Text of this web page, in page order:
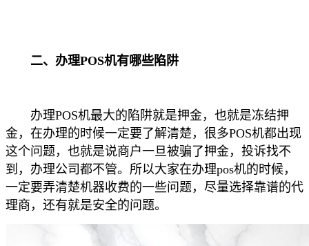
二、办理POS机有哪些陷阱
办理POS机最大的陷阱就是押金，也就是冻结押
金，在办理的时候一定要了解清楚，很多POS机都出现
这个问题，也就是说商户一旦被骗了押金，投诉找不
到，办理公司都不管。所以大家在办理pos机的时候，
一定要弄清楚机器收费的一些问题，尽量选择靠谱的代
理商，还有就是安全的问题。